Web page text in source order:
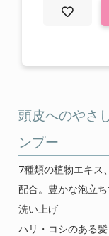
プライバシーポリシー
頭皮へのやさ
ンプー
7種類の植物エキス
配合。豊かな泡立
洗い上げ
ハリ・コシのある